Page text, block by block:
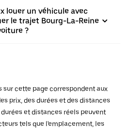
louer un véhicule avec
le trajet Bourg-La-Reine
?
sur cette page correspondent aux
prix, des durées et des distances
et distances réels peuvent
tels que l'emplacement, les